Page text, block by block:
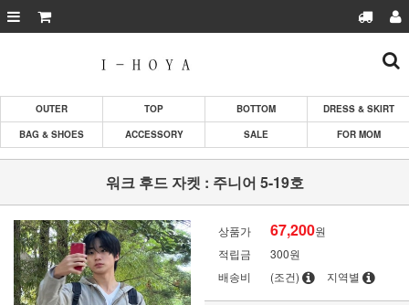
OUTER TOP BOTTOM
DRESS & SKIRT
BAG & SHOES
ACCESSORY SALE FOR MOM
워크 후드 자켓 : 주니어 5-19호
상품가 67,200원
적립금
300원
배송비
(조건) 지역별